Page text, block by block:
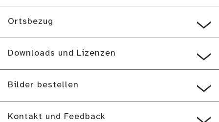
Ortsbezug
Downloads und Lizenzen
Bilder bestellen
Kontakt und Feedback